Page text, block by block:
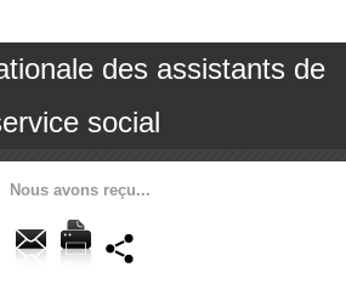
des assistants de
social
Nous avons reçu...